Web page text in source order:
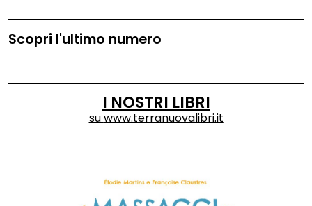
Scopri l'ultimo numero
I NOSTRI LIBRI
suwww.terranuovalibri.it